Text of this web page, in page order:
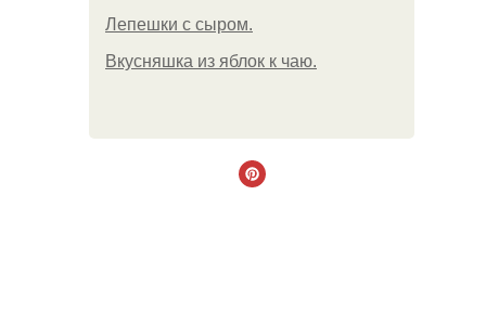
Лепешки с сыром.
Вкусняшка из яблок к чаю.